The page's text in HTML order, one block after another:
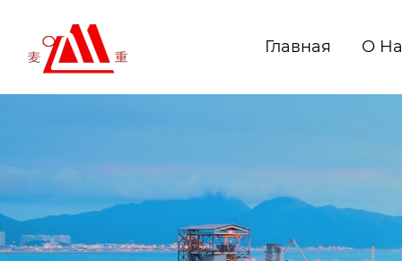
Главная О